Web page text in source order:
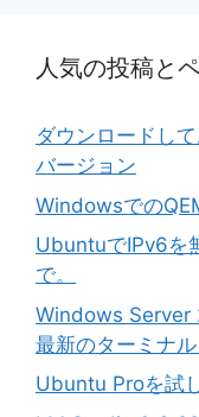
人気の投稿と
ダウンロードし
バージョン
Windowsでの
UbuntuでIPv6を
で。
Windows Server
最新のターミナ
Ubuntu Proを試